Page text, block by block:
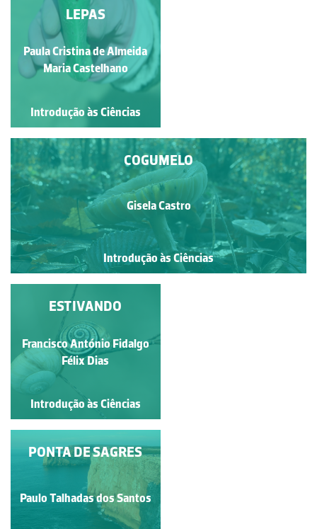
CARACOL NEGRO
Maria Baptista Carvalho
Póvoa Pinto
Introdução às Ciências
COGUMELO
Gisela Castro
Introdução às Ciências
LEPAS
Paula Cristina de Almeida
Maria Castelhano
Introdução às Ciências
TEIA DE ARANHA
Elizabeth A. A. Brandão
Danhão
Introdução às Ciências
ESTIVANDO
Francisco António Fidalgo
Félix Dias
Introdução às Ciências
POÇA DE MARÉ
Alexandra Nobre
PONTA DE SAGRES
Paulo Talhadas dos Santos